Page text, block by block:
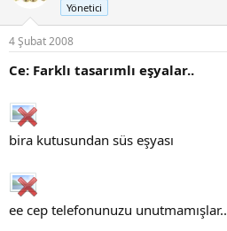
Yönetici
4 Şubat 2008
Ce: Farklı tasarımlı eşyalar..
bira kutusundan süs eşyası
ee cep telefonunuzu unutmamışlar..